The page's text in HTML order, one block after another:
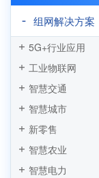
组网解决方案
5G+行业应用
工业物联网
智慧交通
智慧城市
新零售
智慧农业
智慧电力